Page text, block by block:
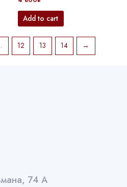
Add to cart
12 13 14 →
74 А